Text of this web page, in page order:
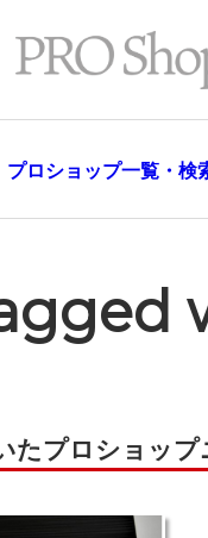
プロショップ一覧・検
たプロショップ